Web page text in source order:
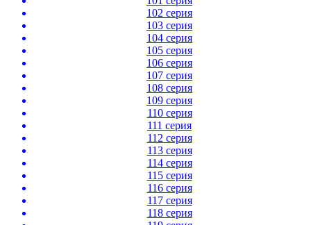
102 серия
103 серия
104 серия
105 серия
106 серия
107 серия
108 серия
109 серия
110 серия
111 серия
112 серия
113 серия
114 серия
115 серия
116 серия
117 серия
118 серия